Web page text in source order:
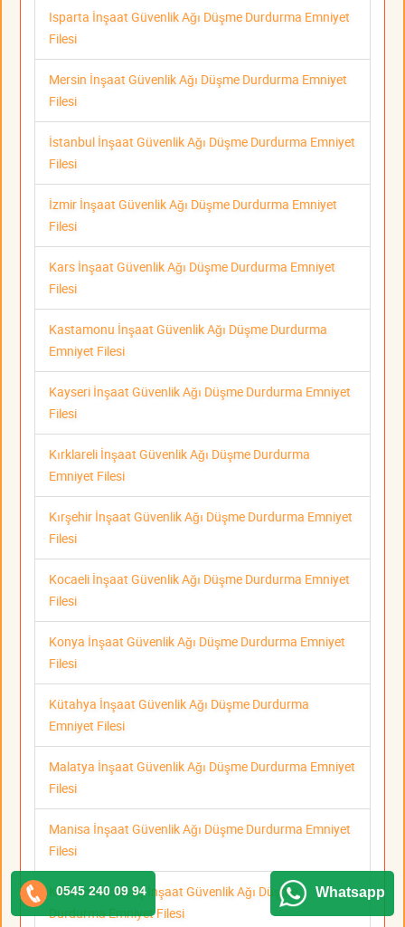
Isparta İnşaat Güvenlik Ağı Düşme Durdurma Emniyet
Filesi
Mersin İnşaat Güvenlik Ağı Düşme Durdurma Emniyet
Filesi
İstanbul İnşaat Güvenlik Ağı Düşme Durdurma Emniyet
Filesi
İzmir İnşaat Güvenlik Ağı Düşme Durdurma Emniyet
Filesi
Kars İnşaat Güvenlik Ağı Düşme Durdurma Emniyet
Filesi
Kastamonu İnşaat Güvenlik Ağı Düşme Durdurma
Emniyet Filesi
Kayseri İnşaat Güvenlik Ağı Düşme Durdurma Emniyet
Filesi
Kırklareli İnşaat Güvenlik Ağı Düşme Durdurma
Emniyet Filesi
Kırşehir İnşaat Güvenlik Ağı Düşme Durdurma Emniyet
Filesi
Kocaeli İnşaat Güvenlik Ağı Düşme Durdurma Emniyet
Filesi
Konya İnşaat Güvenlik Ağı Düşme Durdurma Emniyet
Filesi
Kütahya İnşaat Güvenlik Ağı Düşme Durdurma
Emniyet Filesi
Malatya İnşaat Güvenlik Ağı Düşme Durdurma Emniyet
Filesi
Manisa İnşaat Güvenlik Ağı Düşme Durdurma Emniyet
Filesi
Kahramanmaraş İnşaat Güvenlik Ağı Düşme
Durdurma Emniyet Filesi
0545 240 09 94 Whatsapp